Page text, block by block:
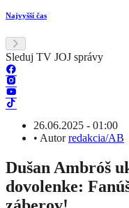
Najvyšší čas
Sleduj TV JOJ správy
26.06.2025 - 01:00
• Autorredakcia/AB
Dušan Ambróš
dovolenke: